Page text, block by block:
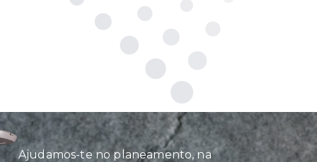
Ajudamos-te no planeamento, na